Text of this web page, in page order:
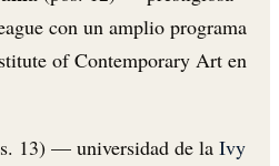
con un amplio programa
of Contemporary Art en
13) — universidad de la Ivy